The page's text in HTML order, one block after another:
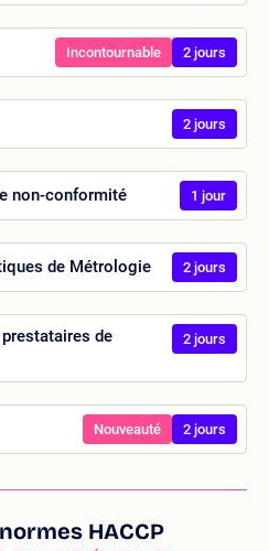
Incontournable 2 jours
2 jours
non-conformité 1 jour
de Métrologie 2 jours
de
2 jours
Nouveauté 2 jours
HACCP